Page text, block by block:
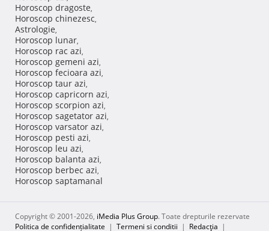
Horoscop dragoste,
Horoscop chinezesc,
Astrologie,
Horoscop lunar,
Horoscop rac azi,
Horoscop gemeni azi,
Horoscop fecioara azi,
Horoscop taur azi,
Horoscop capricorn azi,
Horoscop scorpion azi,
Horoscop sagetator azi,
Horoscop varsator azi,
Horoscop pesti azi,
Horoscop leu azi,
Horoscop balanta azi,
Horoscop berbec azi,
Horoscop saptamanal
Copyright © 2001-2026, iMedia Plus Group. Toate drepturile rezervate
Politica de confidențialitate | Termeni si conditii | Redacţia |